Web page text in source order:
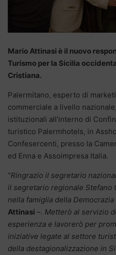
Mario Attinasi è il nuovo
Turismo per la Sicilia
Cristiana.
Palermitano, esperto di
commerciale a livello
istituzionali all’interno di
turistico Palermhotels, in
Confesercenti, presso la
ed Enna e Assoimpresa Italia.
“Ringrazio il segretario
il segretario regionale Stefano
nella famiglia della
Attinasi –. Metterò al servizio
esperienza e lavorerò per
iniziative legate al settore
della destagionalizzazione in